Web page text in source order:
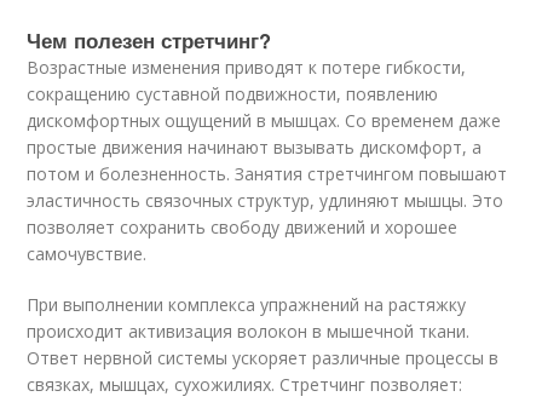
Чем полезен стретчинг?
Возрастные изменения приводят к потере гибкости,
сокращению суставной подвижности, появлению
дискомфортных ощущений в мышцах. Со временем даже
простые движения начинают вызывать дискомфорт, а
потом и болезненность. Занятия стретчингом повышают
эластичность связочных структур, удлиняют мышцы. Это
позволяет сохранить свободу движений и хорошее
самочувствие.
При выполнении комплекса упражнений на растяжку
происходит активизация волокон в мышечной ткани.
Ответ нервной системы ускоряет различные процессы в
связках, мышцах, сухожилиях. Стретчинг позволяет: